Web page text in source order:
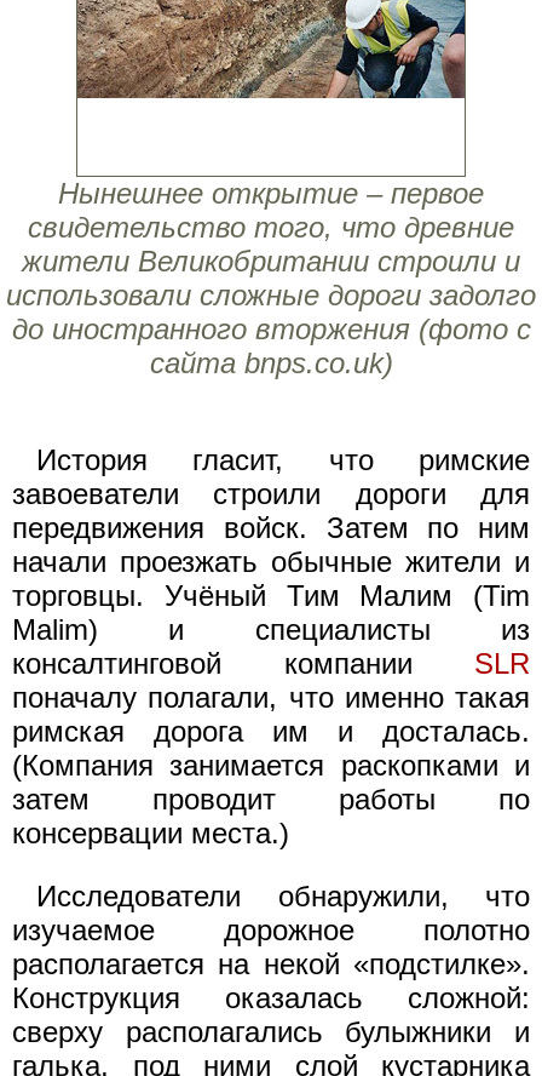
Нынешнее открытие – первое
свидетельство того, что древние
жители Великобритании строили и
использовали сложные дороги задолго
до иностранного вторжения (фото с
сайта bnps.co.uk)
История гласит, что римские
завоеватели строили дороги для
передвижения войск. Затем по ним
начали проезжать обычные жители и
торговцы. Учёный Тим Малим (Tim
Malim) и специалисты из
консалтинговой компании SLR
поначалу полагали, что именно такая
римская дорога им и досталась.
(Компания занимается раскопками и
затем проводит работы по
консервации места.)
Исследователи обнаружили, что
изучаемое дорожное полотно
располагается на некой «подстилке».
Конструкция оказалась сложной:
сверху располагались булыжники и
галька, под ними слой кустарника